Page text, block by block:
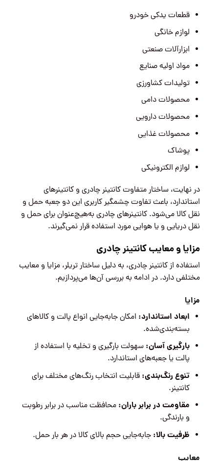
قطعات یدکی خودرو
لوازم خانگی
ابزارآلات صنعتی
مواد اولیه صنایع
تولیدات کشاورزی
محصولات دامی
محصولات دارویی
محصولات غذایی
پوشاک
لوازم الکترونیکی
در نهایت، ساختار متفاوت کانتینر چادری و کانتینرهای
استاندارد،‌ باعث تفاوت چشمگیر کاربری این دو جعبه حمل و
نقل کالا می‌شود. کانتینرهای چادری به‌هیچ‌عنوان برای حمل و
نقل دریایی و یا هوایی مورد استفاده قرار نمی‌گیرند.
مزایا و معایب کانتینر چادری
استفاده از کانتینر چادری، به دلیل ساختار تریلر، مزایا و معایب
مختلفی دارد. در ادامه به بررسی آن‌ها می‌پردازیم.
مزایا
ابعاد استاندارد: امکان جابه‌جایی انواع پالت و کالاهای
بسته‌بندی‌شده.
بارگیری آسان: سهولت بارگیری و تخلیه با استفاده از
پالت یا جعبه‌های استاندارد.
تنوع رنگ‌بندی: قابلیت انتخاب رنگ‌های مختلف برای
کانتینر.
مقاومت در برابر باران: محافظت مناسب در برابر رطوبت
و بارندگی.
ظرفیت بالا: جابه‌جایی حجم بالای کالا در هر بار حمل.
معایب